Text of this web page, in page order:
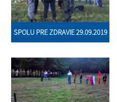
SPOLU PRE ZDRAVIE 29.09.2019